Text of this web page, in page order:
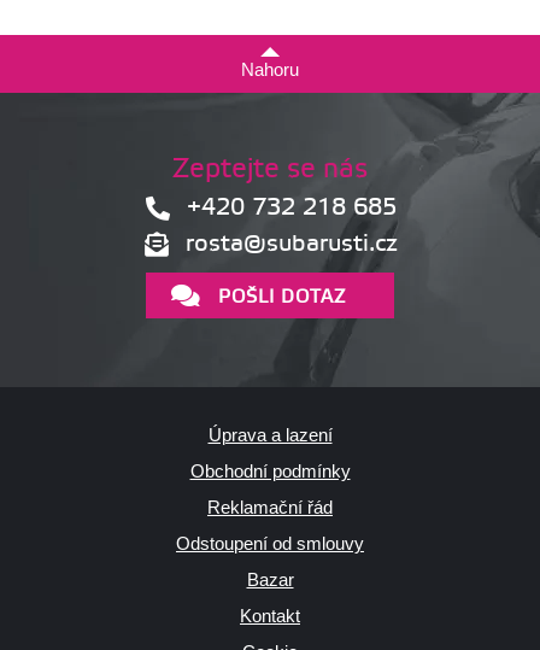
Nahoru
Zeptejte se nás
+420 732 218 685
rosta@subarusti.cz
POŠLI DOTAZ
Úprava a lazení
Obchodní podmínky
Reklamační řád
Odstoupení od smlouvy
Bazar
Kontakt